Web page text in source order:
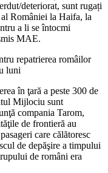
deteriorat, sunt rugați
României la Haifa, la
a li se întocmi
MAE.
repatrierea româilor
luni
în ţară a peste 300 de
Mijlociu sunt
compania Tarom,
de frontieră au
care călătoresc
de depăşire a timpului
de români era